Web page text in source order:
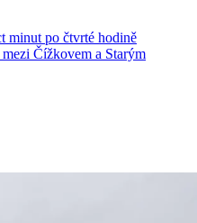
minut po čtvrté hodině
Čížkovem a Starým